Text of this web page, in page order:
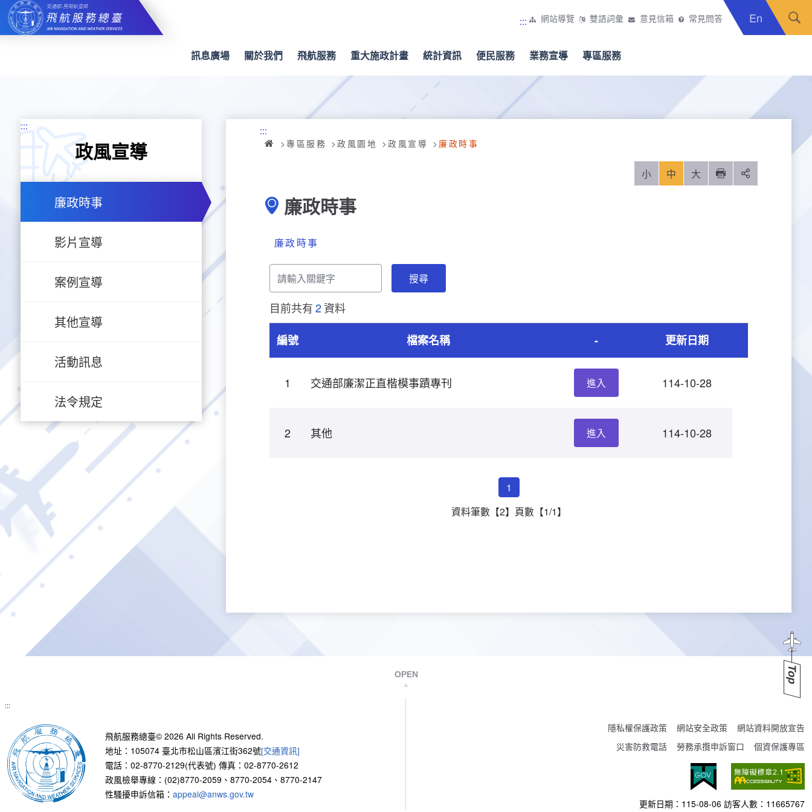
跳
到
主
要
::: 網站導覽 雙語詞彙 意見信箱 常見問答 En
訊息廣場 關於我們 飛航服務 重大施政計畫 統計資訊 便民服務 業務宣導 專區服務
:::
政風宣導
廉政時事
影片宣導
案例宣導
其他宣導
活動訊息
法令規定
:::
專區服務
政風園地 政風宣導 廉政時事
小 中 大 列印
廉政時事
廉政時事
請
輸
入
關
鍵
字
目前共有2資料
編號 檔案名稱 - 更新日期
1 交通部廉潔正直楷模事蹟專刊 進入 114-10-28
2 其他 進入 114-10-28
1
資料筆數【2】頁數【1/1】
OPEN
:::
飛航服務總臺© 2026 All Rights Reserved.
地址：105074 臺北市松山區濱江街362號[交通資訊]
電話：02-8770-2129(代表號) 傳真：02-8770-2612
政風檢舉專線：(02)8770-2059、8770-2054、8770-2147
性騷擾申訴信箱： appeal@anws.gov.tw
隱私權保護政策 網站安全政策
網站資料開放宣告
災害防救電話
勞務承攬申訴窗口 個資保護專區
更新日期： 115-08-06 訪客人數： 11665767
Top